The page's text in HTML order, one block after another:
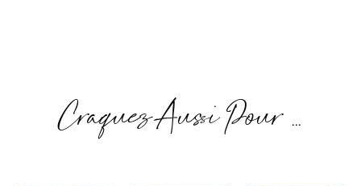
Craquez Aussi Pour ...